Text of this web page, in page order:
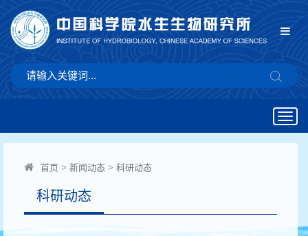
首页 > 新闻动态 > 科研动态
科研动态